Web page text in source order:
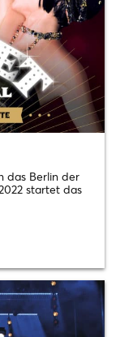
das Berlin der
startet das